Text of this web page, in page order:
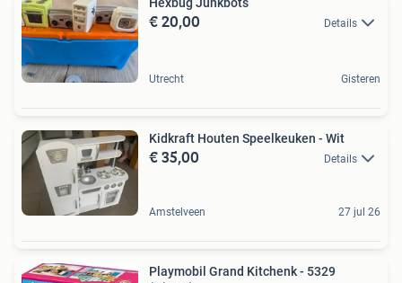
€ 20,00 Details
Utrecht Gisteren
Kidkraft Houten Speelkeuken - Wit
€ 35,00 Details
Amstelveen 27 jul 26
Playmobil Grand Kitchenk - 5329